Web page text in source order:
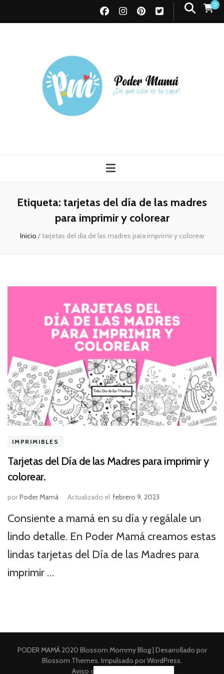
0
Etiqueta: tarjetas del día de las madres
para imprimir y colorear
Inicio /tarjetas del día de las madres para imprimir y colorear
IMPRIMIBLES
Tarjetas del Día de las Madres para imprimir y
colorear.
porPoder Mamá Actualizado el febrero 9, 2023
Consiente a mamá en su día y regálale un
lindo detalle. En Poder Mamá creamos estas
lindas tarjetas del Día de las Madres para
imprimir …
PODER MAMÁ 2020 Blossom Mommy Blog | Desarrollado por
Blossom Themes. Impulsado porWordPress.
Aviso de Privacidad Integral